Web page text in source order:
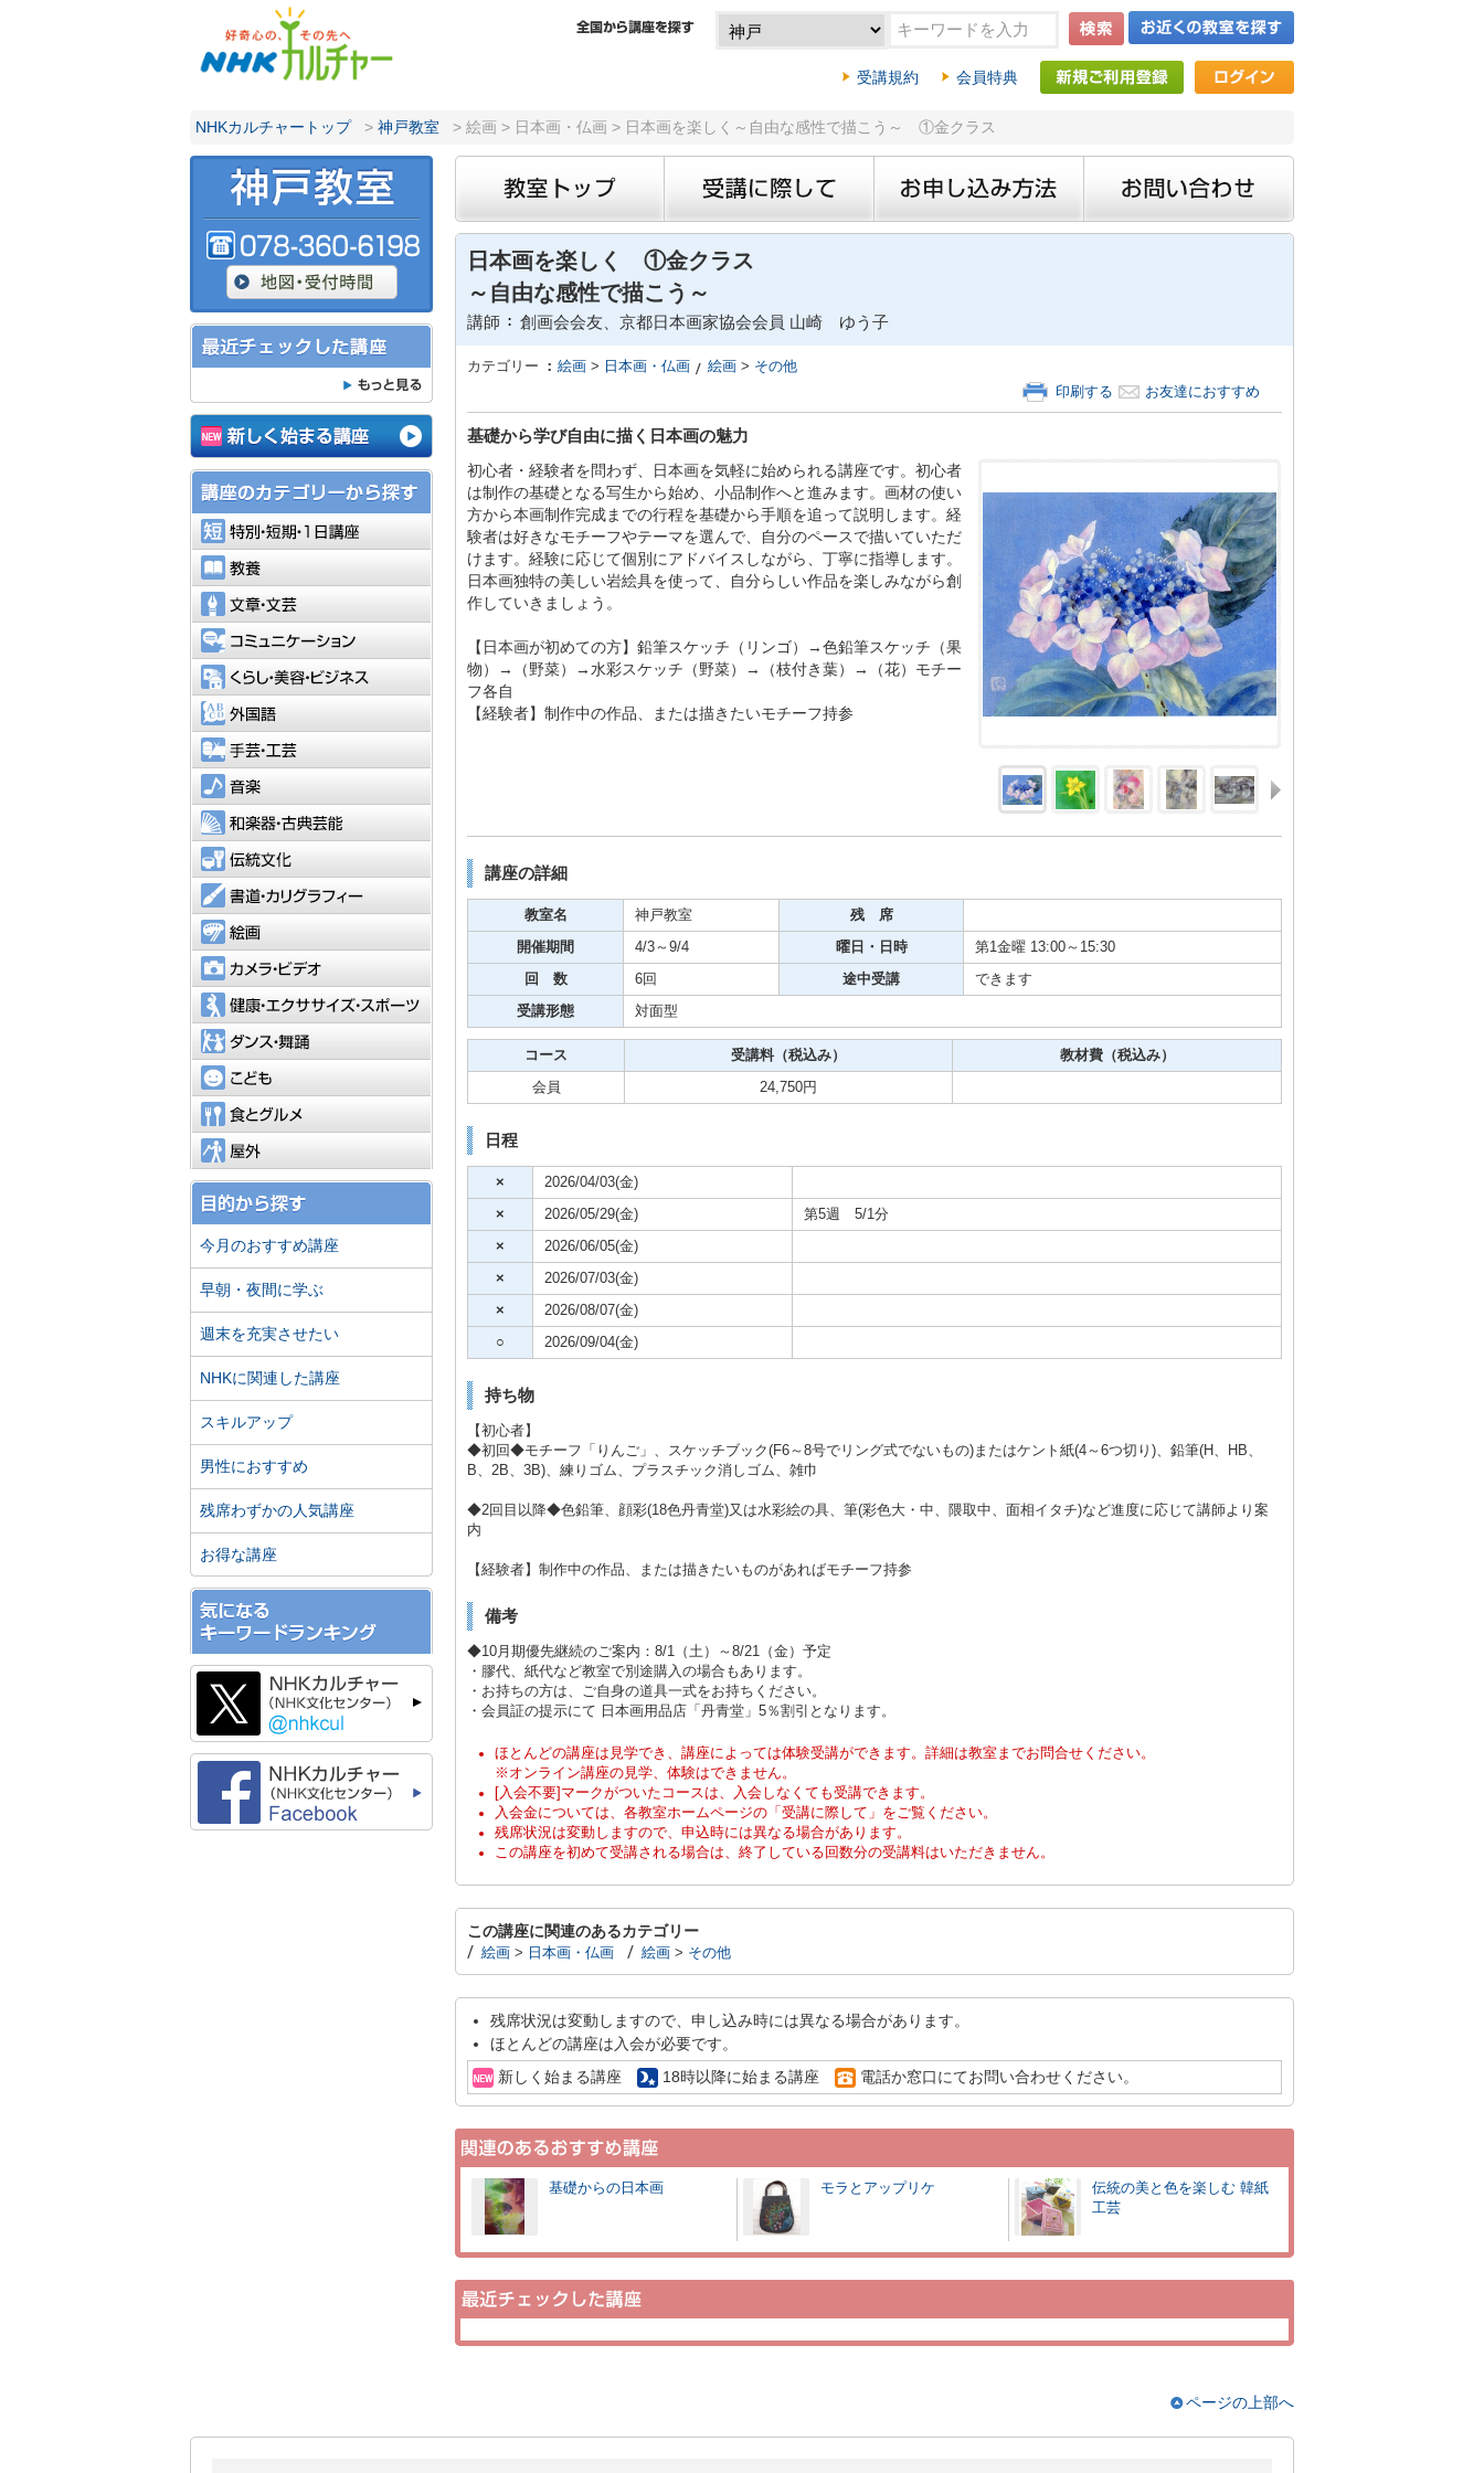
受講規約 会員特典
NHKカルチャートップ > 神戸教室 > 絵画 > 日本画・仏画 > 日本画を楽しく～自由な感性で描こう～ ①金クラス
日本画を楽しく ①金クラス
～自由な感性で描こう～
講師 創画会会友、京都日本画家協会会員 山崎 ゆう子
カテゴリー 絵画 > 日本画・仏画 絵画 > その他
印刷する
お友達におすすめ
基礎から学び自由に描く日本画の魅力
初心者・経験者を問わず、日本画を気軽に始められる講座です。初心者
は制作の基礎となる写生から始め、小品制作へと進みます。画材の使い
方から本画制作完成までの行程を基礎から手順を追って説明します。経
験者は好きなモチーフやテーマを選んで、自分のペースで描いていただ
けます。経験に応じて個別にアドバイスしながら、丁寧に指導します。
日本画独特の美しい岩絵具を使って、自分らしい作品を楽しみながら創
作していきましょう。
【日本画が初めての方】鉛筆スケッチ（リンゴ）→色鉛筆スケッチ（果
物）→（野菜）→水彩スケッチ（野菜）→（枝付き葉）→（花）モチー
フ各自
【経験者】制作中の作品、または描きたいモチーフ持参
講座の詳細
教室名 神戸教室 残 席
開催期間 4/3～9/4 曜日・日時 第1金曜 13:00～15:30
回 数 6回 途中受講 できます
受講形態 対面型
コース 受講料（税込み） 教材費（税込み）
会員 24,750円
日程
× 2026/04/03(金)
× 2026/05/29(金) 第5週 5/1分
× 2026/06/05(金)
× 2026/07/03(金)
× 2026/08/07(金)
○ 2026/09/04(金)
持ち物
【初心者】
◆初回◆モチーフ「りんご」、スケッチブック(F6～8号でリング式でないもの)またはケント紙(4～6つ切り)、鉛筆(H、HB、
B、2B、3B)、練りゴム、プラスチック消しゴム、雑巾
◆2回目以降◆色鉛筆、顔彩(18色丹青堂)又は水彩絵の具、筆(彩色大・中、隈取中、面相イタチ)など進度に応じて講師より案
内
【経験者】制作中の作品、または描きたいものがあればモチーフ持参
備考
◆10月期優先継続のご案内：8/1（土）～8/21（金）予定
・膠代、紙代など教室で別途購入の場合もあります。
・お持ちの方は、ご自身の道具一式をお持ちください。
・会員証の提示にて 日本画用品店「丹青堂」5％割引となります。
ほとんどの講座は見学でき、講座によっては体験受講ができます。詳細は教室までお問合せください。
※オンライン講座の見学、体験はできません。
[入会不要]マークがついたコースは、入会しなくても受講できます。
入会金については、各教室ホームページの「受講に際して」をご覧ください。
残席状況は変動しますので、申込時には異なる場合があります。
この講座を初めて受講される場合は、終了している回数分の受講料はいただきません。
この講座に関連のあるカテゴリー
絵画 > 日本画・仏画 絵画 > その他
残席状況は変動しますので、申し込み時には異なる場合があります。
ほとんどの講座は入会が必要です。
新しく始まる講座
18時以降に始まる講座 電話か窓口にてお問い合わせください。
基礎からの日本画 モラとアップリケ
伝統の美と色を楽しむ 韓紙
工芸
特別・短期・1日講座
文章・文芸
くらし・美容・ビジネス
外国語
書道・カリグラフィー
カメラ・ビデオ
健康・エクササイズ・スポーツ
こども
食とグルメ
今月のおすすめ講座
早朝・夜間に学ぶ
週末を充実させたい
NHKに関連した講座
スキルアップ
男性におすすめ
残席わずかの人気講座
お得な講座
ページの上部へ